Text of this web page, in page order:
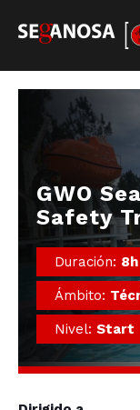
GWO
Safety
Duración: 8h
Ámbito:
Nivel: Start